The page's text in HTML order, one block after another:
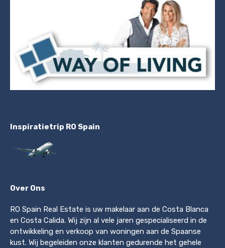
Inspiratietrip RO Spain
Over Ons
RO Spain Real Estate is uw makelaar aan de Costa Blanca
en Costa Calida. Wij zijn al vele jaren gespecialiseerd in de
ontwikkeling en verkoop van woningen aan de Spaanse
kust. Wij begeleiden onze klanten gedurende het gehele